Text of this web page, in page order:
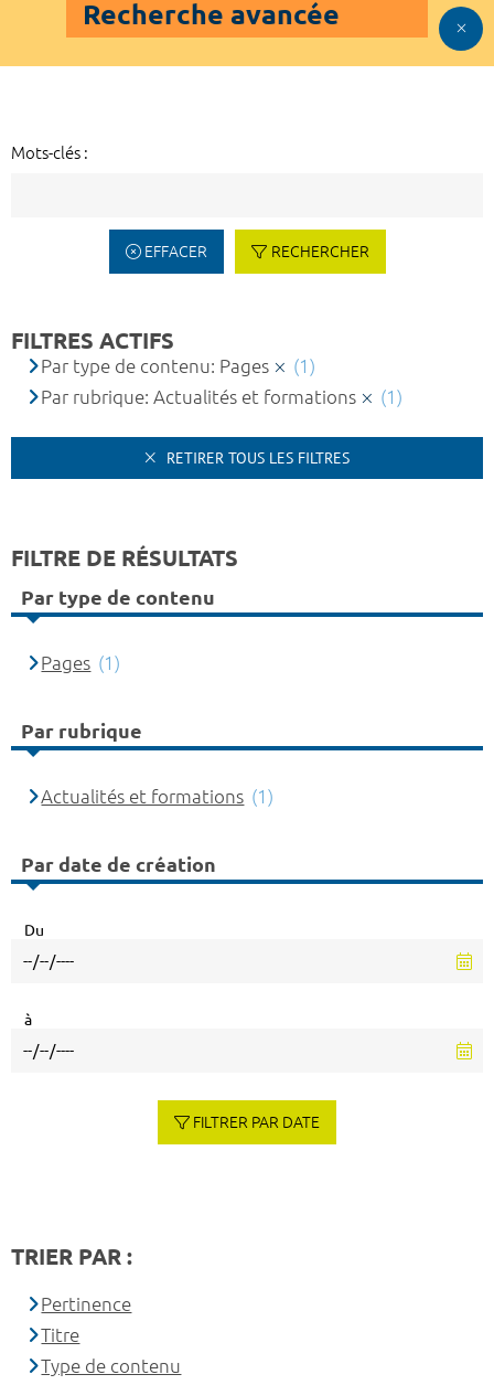
Recherche avancée
Mots-clés :
EFFACER RECHERCHER
FILTRES ACTIFS
Par type de contenu: Pages
(1)
Par rubrique: Actualités et formations
(1)
RETIRER TOUS LES FILTRES
FILTRE DE RÉSULTATS
Par type de contenu
Pages (1)
Par rubrique
Actualités et formations (1)
Par date de création
Du
à
FILTRER PAR DATE
TRIER PAR :
Pertinence
Titre
Type de contenu